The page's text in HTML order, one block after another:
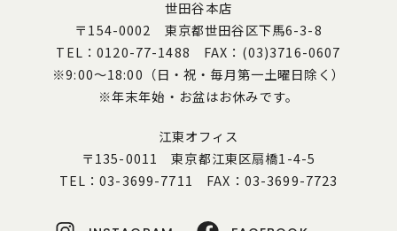
世田谷本店
〒154-0002 東京都世田谷区下馬6-3-8
TEL：0120-77-1488 FAX：(03)3716-0607
※9:00～18:00（日・祝・毎月第一土曜日除く）
※年末年始・お盆はお休みです。
江東オフィス
〒135-0011 東京都江東区扇橋1-4-5
TEL：03-3699-7711 FAX：03-3699-7723